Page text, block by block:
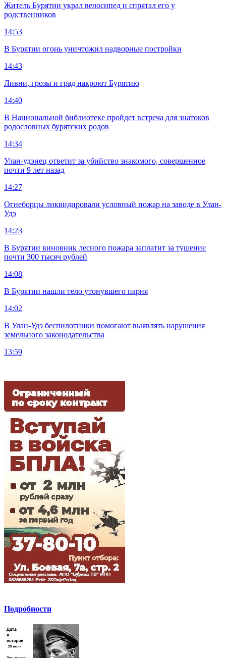
Житель Бурятии украл велосипед и спрятал его у
родственников
14:53
В Бурятии огонь уничтожил надворные постройки
14:43
Ливни, грозы и град накроют Бурятию
14:40
В Национальной библиотеке пройдет встреча для знатоков
родословных бурятских родов
14:34
Улан-удэнец ответит за убийство знакомого, совершенное
почти 9 лет назад
14:27
Огнеборцы ликвидировали условный пожар на заводе в Улан-
Удэ
14:23
В Бурятии виновник лесного пожара заплатит за тушение
почти 300 тысяч рублей
14:08
В Бурятии нашли тело утонувшего парня
14:02
В Улан-Удэ беспилотники помогают выявлять нарушения
земельного законодательства
13:59
Подробности